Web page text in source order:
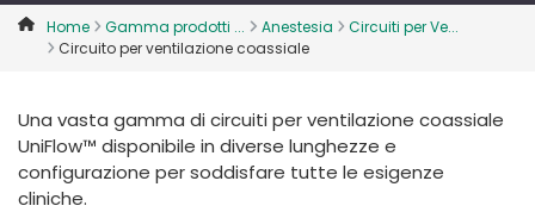
Denmark
Deutschland
France
Russia
International English
Home Gamma prodotti ... Anestesia
Circuiti per Ve...
Circuito per ventilazione coassiale
Una vasta gamma di circuiti per ventilazione coassiale
UniFlow™ disponibile in diverse lunghezze e
configurazione per soddisfare tutte le esigenze
cliniche.